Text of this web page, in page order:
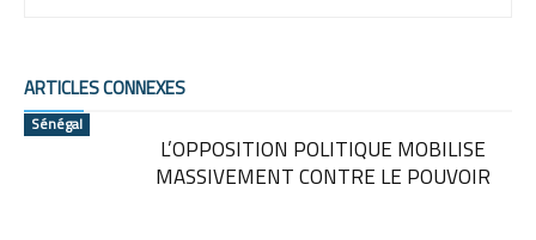
ARTICLES CONNEXES
Sénégal
L’OPPOSITION POLITIQUE MOBILISE
MASSIVEMENT CONTRE LE POUVOIR